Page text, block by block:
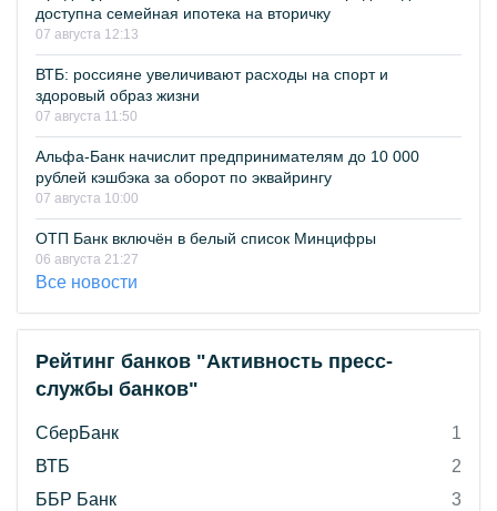
доступна семейная ипотека на вторичку
07 августа 12:13
ВТБ: россияне увеличивают расходы на спорт и
здоровый образ жизни
07 августа 11:50
Альфа-Банк начислит предпринимателям до 10 000
рублей кэшбэка за оборот по эквайрингу
07 августа 10:00
ОТП Банк включён в белый список Минцифры
06 августа 21:27
Все новости
Рейтинг банков "Активность пресс-
службы банков"
СберБанк
1
ВТБ
2
ББР Банк
3